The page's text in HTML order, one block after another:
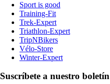
Sport is good
Training-Fit
Trek-Expert
Triathlon-Expert
TripNBikers
Vélo-Store
Winter-Expert
Suscríbete a nuestro boletín